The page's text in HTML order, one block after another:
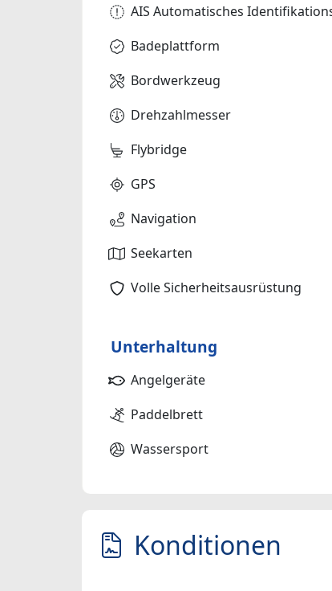
AIS Automatisches
Badeplattform
Bordwerkzeug
Drehzahlmesser
Flybridge
GPS
Navigation
Seekarten
Volle Sicherheitsausrüstung
Unterhaltung
Angelgeräte
Paddelbrett
Wassersport
Konditionen